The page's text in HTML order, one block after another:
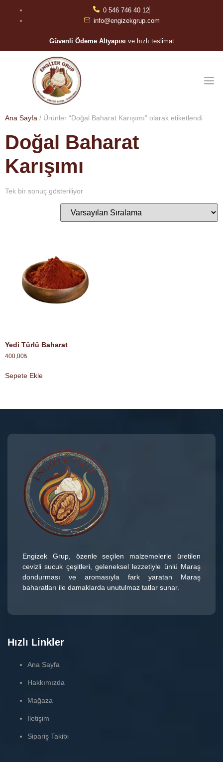
0 546 746 40 12
info@engizekgrup.com
Güvenli Ödeme Altyapısı ve hızlı teslimat
Ana Sayfa / Ürünler “Doğal Baharat Karışımı” olarak etiketlendi
Doğal Baharat
Karışımı
Tek bir sonuç gösteriliyor
Yedi Türlü Baharat
400,00₺
Sepete Ekle
Engizek Grup, özenle seçilen malzemelerle üretilen
cevizli sucuk çeşitleri, geleneksel lezzetiyle ünlü Maraş
dondurması ve aromasıyla fark yaratan Maraş
baharatları ile damaklarda unutulmaz tatlar sunar.
Hızlı Linkler
Ana Sayfa
Hakkımızda
Mağaza
İletişim
Sipariş Takibi